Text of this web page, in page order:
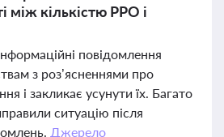
між кількістю РРО і
повідомлення
з роз’ясненнями про
і закликає усунути їх. Багато
ситуацію після
Джерело